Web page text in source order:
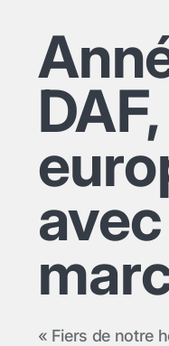
« Fiers de notre